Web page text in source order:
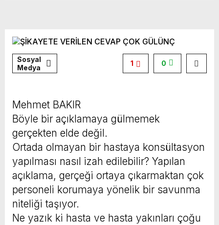
Sosyal
Medya
0
1
Mehmet BAKIR
Böyle bir açıklamaya gülmemek
gerçekten elde değil.
Ortada olmayan bir hastaya konsültasyon
yapılması nasıl izah edilebilir? Yapılan
açıklama, gerçeği ortaya çıkarmaktan çok
personeli korumaya yönelik bir savunma
niteliği taşıyor.
Ne yazık ki hasta ve hasta yakınları çoğu